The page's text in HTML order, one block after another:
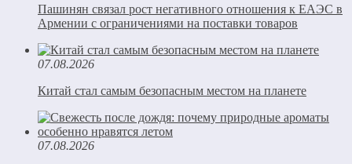
Пашинян связал рост негативного отношения к ЕАЭС в
Армении с ограничениями на поставки товаров
07.08.2026
Китай стал самым безопасным местом на планете
07.08.2026